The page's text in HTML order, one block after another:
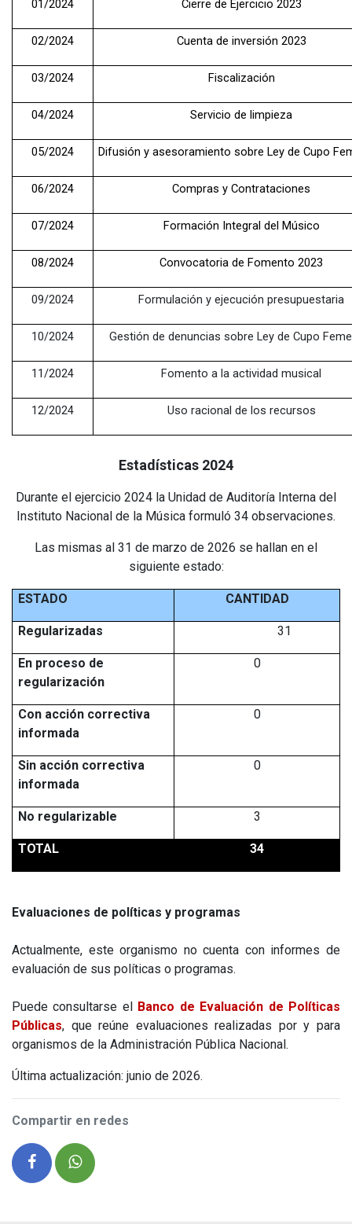
01/2024 Cierre de Ejercicio 2023
02/2024 Cuenta de inversión 2023
03/2024 Fiscalización
04/2024 Servicio de limpieza
05/2024 Difusión y asesoramiento sobre Ley de Cupo
06/2024 Compras y Contrataciones
07/2024 Formación Integral del Músico
08/2024 Convocatoria de Fomento 2023
09/2024 Formulación y ejecución presupuestaria
10/2024 Gestión de denuncias sobre Ley de Cupo
11/2024 Fomento a la actividad musical
12/2024 Uso racional de los recursos
Estadísticas 2024
Durante el ejercicio 2024 la Unidad de Auditoría Interna del
Instituto Nacional de la Música formuló 34 observaciones.
Las mismas al 31 de marzo de 2026 se hallan en el
siguiente estado:
ESTADO CANTIDAD
Regularizadas 31
En proceso de
regularización
0
Con acción correctiva
informada
0
Sin acción correctiva
informada
0
No regularizable 3
TOTAL 34
Evaluaciones de políticas y programas
Actualmente, este organismo no cuenta con informes de
evaluación de sus políticas o programas.
Puede consultarse el Banco de Evaluación de Políticas
Públicas, que reúne evaluaciones realizadas por y para
organismos de la Administración Pública Nacional.
Última actualización: junio de 2026.
Compartir en redes